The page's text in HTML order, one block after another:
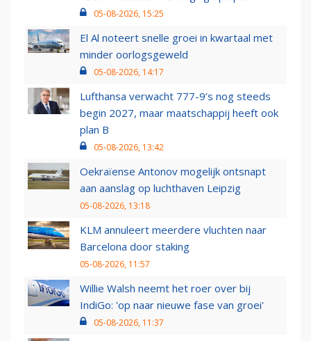
05-08-2026, 15:25
El Al noteert snelle groei in kwartaal met
minder oorlogsgeweld
05-08-2026, 14:17
Lufthansa verwacht 777-9’s nog steeds
begin 2027, maar maatschappij heeft ook
plan B
05-08-2026, 13:42
Oekraïense Antonov mogelijk ontsnapt
aan aanslag op luchthaven Leipzig
05-08-2026, 13:18
KLM annuleert meerdere vluchten naar
Barcelona door staking
05-08-2026, 11:57
Willie Walsh neemt het roer over bij
IndiGo: 'op naar nieuwe fase van groei'
05-08-2026, 11:37